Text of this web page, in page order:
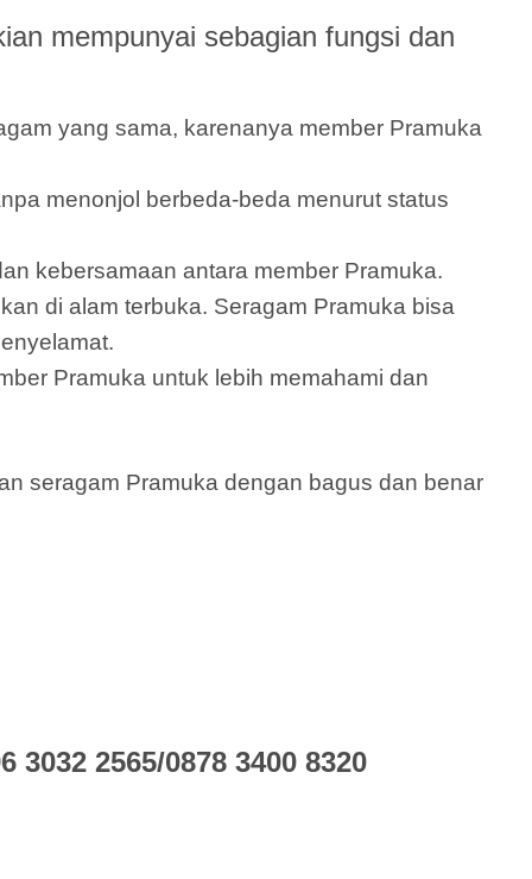
mempunyai sebagian fungsi dan
yang sama, karenanya member Pramuka
menonjol berbeda-beda menurut status
kebersamaan antara member Pramuka.
di alam terbuka. Seragam Pramuka bisa
Pramuka untuk lebih memahami dan
seragam Pramuka dengan bagus dan benar
3032 2565/0878 3400 8320